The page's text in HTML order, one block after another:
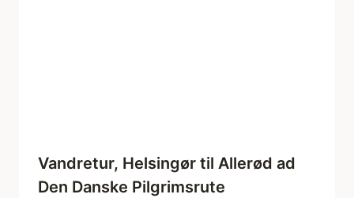
Vandretur, Helsingør til Allerød ad
Den Danske Pilgrimsrute